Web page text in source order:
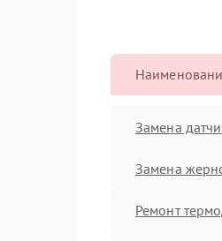
Замена
Замена
Ремонт